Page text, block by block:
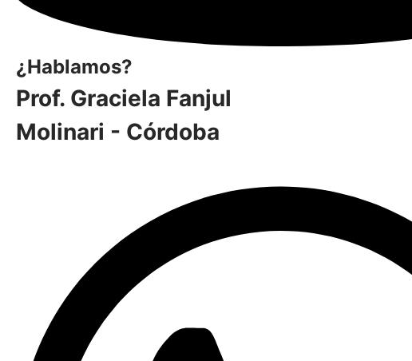
¿Hablamos?
Prof. Graciela Fanjul
Molinari - Córdoba